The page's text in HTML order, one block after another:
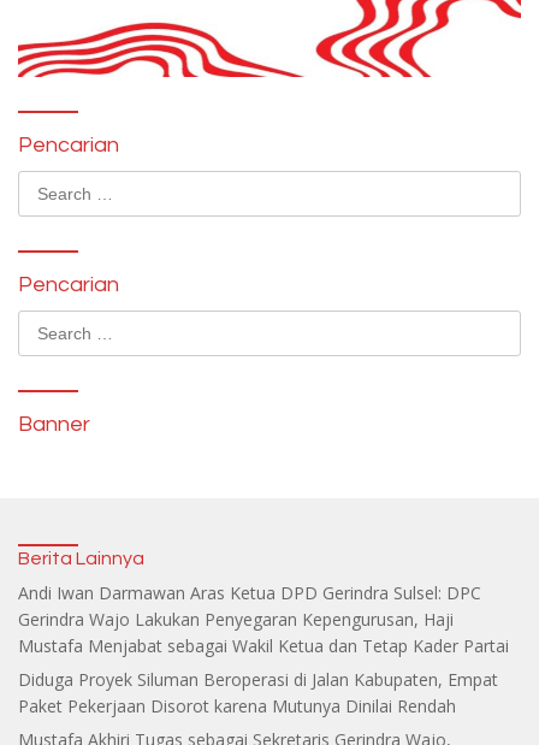
Pencarian
Search
for:
Pencarian
Search
for:
Banner
Berita Lainnya
Andi Iwan Darmawan Aras Ketua DPD Gerindra Sulsel: DPC
Gerindra Wajo Lakukan Penyegaran Kepengurusan, Haji
Mustafa Menjabat sebagai Wakil Ketua dan Tetap Kader Partai
Diduga Proyek Siluman Beroperasi di Jalan Kabupaten, Empat
Paket Pekerjaan Disorot karena Mutunya Dinilai Rendah
Mustafa Akhiri Tugas sebagai Sekretaris Gerindra Wajo,